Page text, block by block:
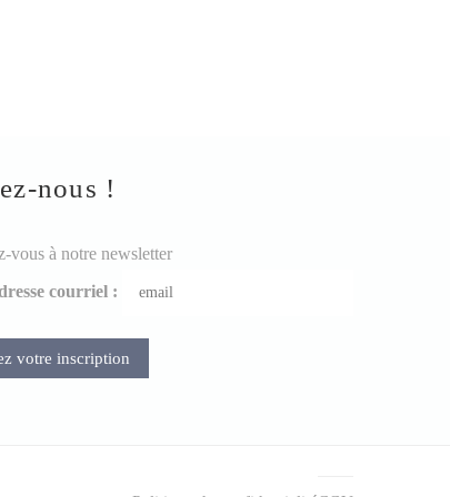
nous !
vous à notre newsletter
courriel :